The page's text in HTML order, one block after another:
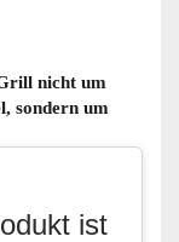
nicht um
sondern um
ist